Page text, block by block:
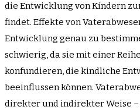
die Entwicklung von Kindern
findet. Effekte von
Entwicklung genau zu
schwierig, da sie mit einer
konfundieren, die kindliche
beeinflussen können.
direkter und indirekter Weise